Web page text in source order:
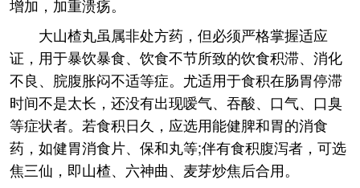
增加，加重溃疡。
大山楂丸虽属非处方药，但必须严格掌握适应
证，用于暴饮暴食、饮食不节所致的饮食积滞、消化
不良、脘腹胀闷不适等症。尤适用于食积在肠胃停滞
时间不是太长，还没有出现嗳气、吞酸、口气、口臭
等症状者。若食积日久，应选用能健脾和胃的消食
药，如健胃消食片、保和丸等;伴有食积腹泻者，可选
焦三仙，即山楂、六神曲、麦芽炒焦后合用。